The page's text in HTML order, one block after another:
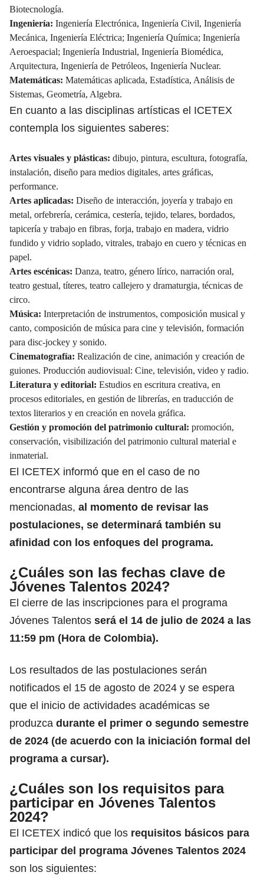
Biotecnología.
Ingeniería: Ingeniería Electrónica, Ingeniería Civil, Ingeniería
Mecánica, Ingeniería Eléctrica; Ingeniería Química; Ingeniería
Aeroespacial; Ingeniería Industrial, Ingeniería Biomédica,
Arquitectura, Ingeniería de Petróleos, Ingeniería Nuclear.
Matemáticas: Matemáticas aplicada, Estadística, Análisis de
Sistemas, Geometría, Algebra.
En cuanto a las disciplinas artísticas el ICETEX
contempla los siguientes saberes:
Artes visuales y plásticas: dibujo, pintura, escultura, fotografía,
instalación, diseño para medios digitales, artes gráficas,
performance.
Artes aplicadas: Diseño de interacción, joyería y trabajo en
metal, orfebrería, cerámica, cestería, tejido, telares, bordados,
tapicería y trabajo en fibras, forja, trabajo en madera, vidrio
fundido y vidrio soplado, vitrales, trabajo en cuero y técnicas en
papel.
Artes escénicas: Danza, teatro, género lírico, narración oral,
teatro gestual, títeres, teatro callejero y dramaturgia, técnicas de
circo.
Música: Interpretación de instrumentos, composición musical y
canto, composición de música para cine y televisión, formación
para disc-jockey y sonido.
Cinematografía: Realización de cine, animación y creación de
guiones. Producción audiovisual: Cine, televisión, video y radio.
Literatura y editorial: Estudios en escritura creativa, en
procesos editoriales, en gestión de librerías, en traducción de
textos literarios y en creación en novela gráfica.
Gestión y promoción del patrimonio cultural: promoción,
conservación, visibilización del patrimonio cultural material e
inmaterial.
El ICETEX informó que en el caso de no
encontrarse alguna área dentro de las
mencionadas, al momento de revisar las
postulaciones, se determinará también su
afinidad con los enfoques del programa.
¿Cuáles son las fechas clave de
Jóvenes Talentos 2024?
El cierre de las inscripciones para el programa
Jóvenes Talentos será el 14 de julio de 2024 a las
11:59 pm (Hora de Colombia).
Los resultados de las postulaciones serán
notificados el 15 de agosto de 2024 y se espera
que el inicio de actividades académicas se
produzca durante el primer o segundo semestre
de 2024 (de acuerdo con la iniciación formal del
programa a cursar).
¿Cuáles son los requisitos para
participar en Jóvenes Talentos
2024?
El ICETEX indicó que los requisitos básicos para
participar del programa Jóvenes Talentos 2024
son los siguientes: